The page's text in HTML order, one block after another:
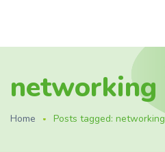
networking
Home Posts tagged: networking